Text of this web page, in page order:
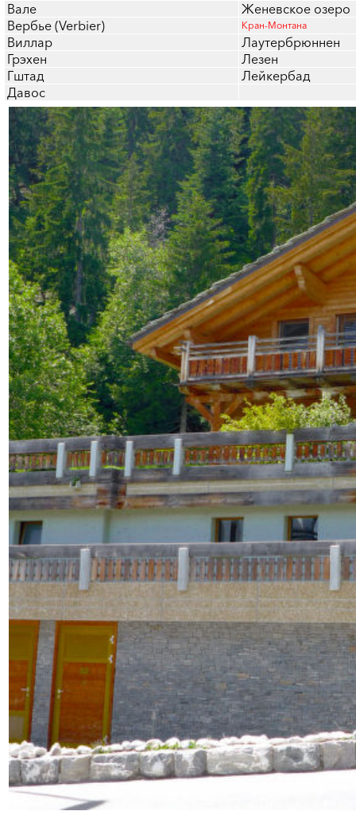
Вале
Женевское озеро
Вербье (Verbier)
Кран-Монтана
Виллар
Лаутербрюннен
Грэхен
Лезен
Гштад
Лейкербад
Давос